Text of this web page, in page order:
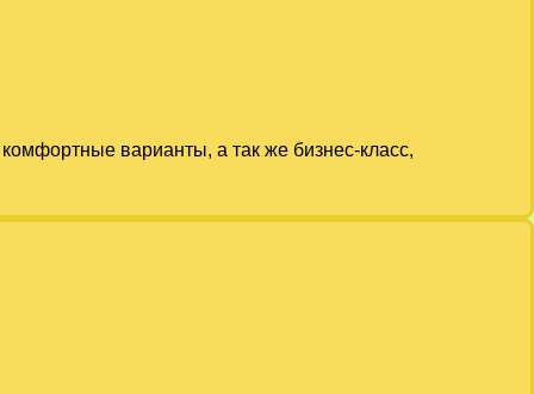
варианты, а так же бизнес-класс,